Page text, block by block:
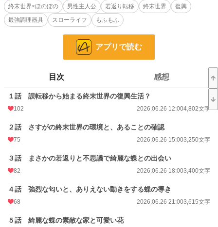
『調理器具一式を持たせてくれるなら』という条件で、異世界へ行くことを了承
する。……神が優希へ託した希望の大きさを知らずに。
た街の近くではなく、荒れ果てた森の中。さらには中学生くらいまで若返ってお
り、優希は予想外の出来事に動揺してしまう。
ぐに現状を受け入れると、まずは住む場所を確保。
それから枯れた土地に種を蒔き、魔獣と契約しながら、まさかの力を秘めた調理
器具を駆使し、新たな生活をスタートさせるのだった。
今日も優希ともふ魔獣たちは、殺伐とした終末世界で、ほのぼのスローライフを
小説
ファンタジー 2,486 位 / 53,294 件
お気に入り
24h.ポイント 63 pt
文字数
更新日時 2026.07.11 12:00
終末世界×ほのぼの
男性主人公 若返り転移 終末世界
復興
最強調理器具
スローライフ もふもふ
アプリで読む
目次 感想
１話 誤転移から始まる終末世界の復興生活？
102 2026.06.26 12:004,802文字
２話 さすがの終末世界の環境と、あることの確認
75 2026.06.26 15:003,250文字
３話 まさかの若返りと不思議で綺麗な蝶との出会い
82 2026.06.26 18:003,400文字
４話 強烈な匂いと、ありえない動きをする蝶の導き
68 2026.06.26 21:003,615文字
５話 綺麗な蝶の素敵な家と可愛い花